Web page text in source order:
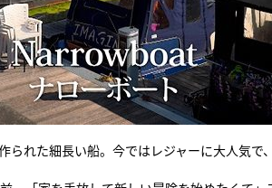
れた細長い船。今ではレジャーに大人気で